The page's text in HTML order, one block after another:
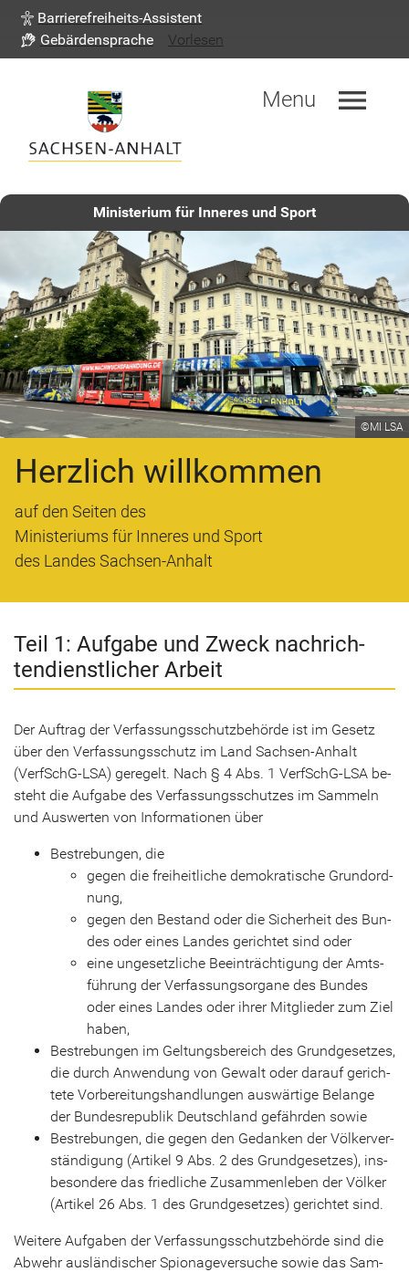
Menu menu
Barrierefreiheits-Assistent
Gebärdensprache
Vorlesen
Ministerium für Inneres und Sport
Herzlich willkommen
auf den Seiten des
Ministeriums für Inneres und Sport
des Landes Sachsen-Anhalt
©MI LSA
Teil 1: Auf­ga­be und Zweck nach­rich­
ten­dienst­li­cher Ar­beit
Der Auf­trag der Ver­fas­sungs­schutz­be­hör­de ist im Ge­setz
über den Ver­fas­sungs­schutz im Land Sachsen-​Anhalt
(VerfSchG-​LSA) ge­re­gelt. Nach § 4 Abs. 1 VerfSchG-​LSA be­
steht die Auf­ga­be des Ver­fas­sungs­schut­zes im Sam­meln
und Aus­wer­ten von In­for­ma­tio­nen über
Be­stre­bun­gen, die
gegen die frei­heit­li­che de­mo­kra­ti­sche Grund­ord­
nung,
gegen den Be­stand oder die Si­cher­heit des Bun­
des oder eines Lan­des ge­rich­tet sind oder
eine un­ge­setz­li­che Be­ein­träch­ti­gung der Amts­
füh­rung der Ver­fas­sungs­or­ga­ne des Bun­des
oder eines Lan­des oder ihrer Mit­glie­der zum Ziel
haben,
Be­stre­bun­gen im Gel­tungs­be­reich des Grund­ge­set­zes,
die durch An­wen­dung von Ge­walt oder dar­auf ge­rich­
te­te Vor­be­rei­tungs­hand­lun­gen aus­wär­ti­ge Be­lan­ge
der Bun­des­re­pu­blik Deutsch­land ge­fähr­den sowie
Be­stre­bun­gen, die gegen den Ge­dan­ken der Völ­ker­ver­
stän­di­gung (Ar­ti­kel 9 Abs. 2 des Grund­ge­set­zes), ins­
be­son­de­re das fried­li­che Zu­sam­men­le­ben der Völ­ker
(Ar­ti­kel 26 Abs. 1 des Grund­ge­set­zes) ge­rich­tet sind.
Wei­te­re Auf­ga­ben der Ver­fas­sungs­schutz­be­hör­de sind die
Ab­wehr aus­län­di­scher Spio­na­ge­ver­su­che sowie das Sam­